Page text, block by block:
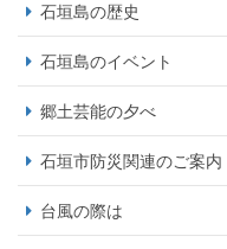
石垣島の歴史
石垣島のイベント
郷土芸能の夕べ
石垣市防災関連のご案内
台風の際は